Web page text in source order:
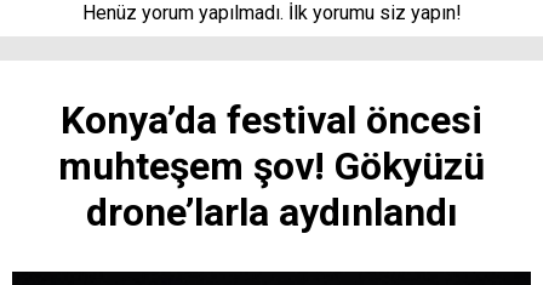
Henüz yorum yapılmadı. İlk yorumu siz yapın!
Konya’da festival öncesi
muhteşem şov! Gökyüzü
drone’larla aydınlandı